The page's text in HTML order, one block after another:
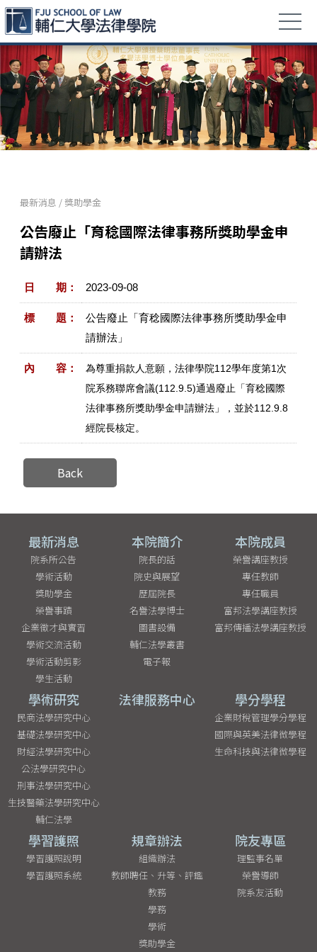
最新消息 /獎助學金
公告廢止「育稔國際法律事務所獎助學金申
請辦法
日 期： 2023-09-08
標 題：
​公告廢止「育稔國際法律事務所獎助學金申
請辦法」
內 容：
為尊重捐款人意願，法律學院112學年度第1次
院系務聯席會議(112.9.5)通過廢止「育稔國際
法律事務所獎助學金申請辦法」，​並於112.9.8
經院長核定。
Back
最新消息
院系所公告
學術活動
獎助學金
榮譽事蹟
企業徵才與實習
學術交流活動
學術活動剪影
學生活動
本院簡介
院長的話
院史與展望
歷屆院長
名譽法學博士
圖書設備
輔仁法學叢書
電子報
本院成員
榮譽講座教授
專任教師
專任職員
富邦法學講座教授
富邦傳播法學講座教授
學術研究
民商法學研究中心
基礎法學研究中心
財經法學研究中心
公法學研究中心
刑事法學研究中心
生技醫藥法學研究中心
輔仁法學
法律服務中心 學分學程
企業財稅管理學分學程
國際與英美法律微學程
生命科技與法律微學程
學習護照
學習護照說明
學習護照系統
規章辦法
組織辦法
教師聘任、升等、評鑑
教務
學務
學術
獎助學金
院友專區
理監事名單
榮譽導師
院系友活動